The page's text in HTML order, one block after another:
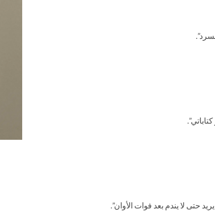
حتى لا يندم بعد فوات الأوان”.